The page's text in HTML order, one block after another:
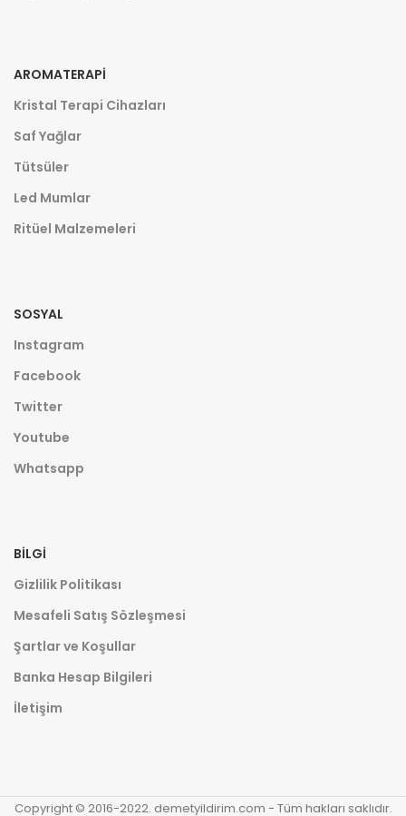
AROMATERAPI
Kristal Terapi Cihazları
Saf Yağlar
Tütsüler
Led Mumlar
Ritüel Malzemeleri
SOSYAL
Instagram
Facebook
Twitter
Youtube
Whatsapp
BILGI
Gizlilik Politikası
Mesafeli Satış Sözleşmesi
Şartlar ve Koşullar
Banka Hesap Bilgileri
İletişim
Copyright © 2016-2022. demetyildirim.com - Tüm hakları saklıdır.